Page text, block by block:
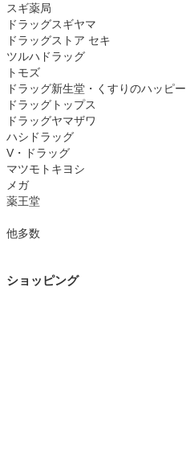
スギ薬局
ドラッグスギヤマ
ドラッグストア セキ
ツルハドラッグ
トモズ
ドラッグ新生堂・くすりのハッピー
ドラッグトップス
ドラッグヤマザワ
ハシドラッグ
V・ドラッグ
マツモトキヨシ
メガ
薬王堂
他多数
ショッピング